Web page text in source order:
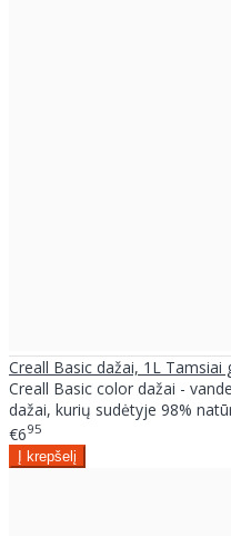
Creall Basic dažai, 1L Tamsiai
Creall Basic color dažai -
dažai, kurių sudėtyje 98%
€695